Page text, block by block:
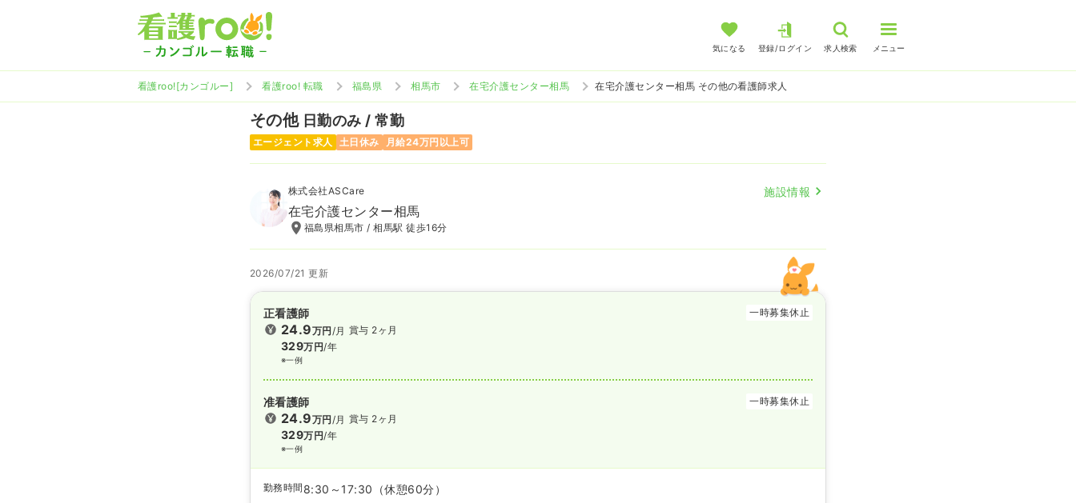
気になる 登録/ログイン 求人検索 メニュー
看護roo![カンゴルー] 看護roo! 転職 福島県 相馬市 在宅介護センター相馬 在宅介護センター相馬 その他の看護師求人
その他日勤のみ / 常勤
エージェント求人 土日休み 月給24万円以上可
株式会社ASCare 施設情報
在宅介護センター相馬
福島県相馬市 / 相馬駅 徒歩16分
2026/07/21 更新
正看護師 一時募集休止
24.9万円/月
329万円/年
※一例
賞与 2ヶ月
准看護師 一時募集休止
24.9万円/月
329万円/年
※一例
賞与 2ヶ月
勤務時間 8:30～17:30 （休憩60分）